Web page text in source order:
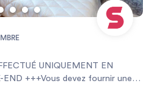
UNIQUEMENT EN
une